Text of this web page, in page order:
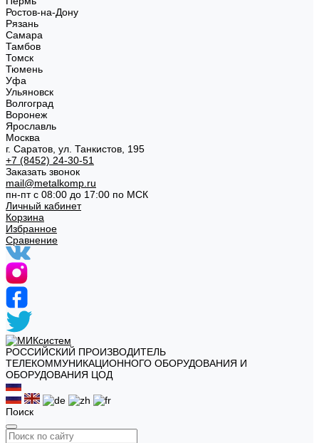
Ростов-на-Дону
Рязань
Самара
Тамбов
Томск
Тюмень
Уфа
Ульяновск
Волгоград
Воронеж
Ярославль
Москва
г. Саратов, ул. Танкистов, 195
+7 (8452) 24-30-51
Заказать звонок
mail@metalkomp.ru
пн-пт с 08:00 до 17:00 по МСК
Личный кабинет
Корзина
Избранное
Сравнение
РОССИЙСКИЙ ПРОИЗВОДИТЕЛЬ
ТЕЛЕКОММУНИКАЦИОННОГО ОБОРУДОВАНИЯ И
ОБОРУДОВАНИЯ ЦОД
Поиск